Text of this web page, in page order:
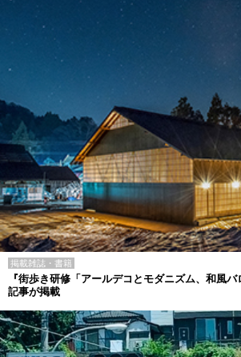
掲載雑誌・書籍
『街歩き研修「アールデコとモダニズム、和風
記事が掲載